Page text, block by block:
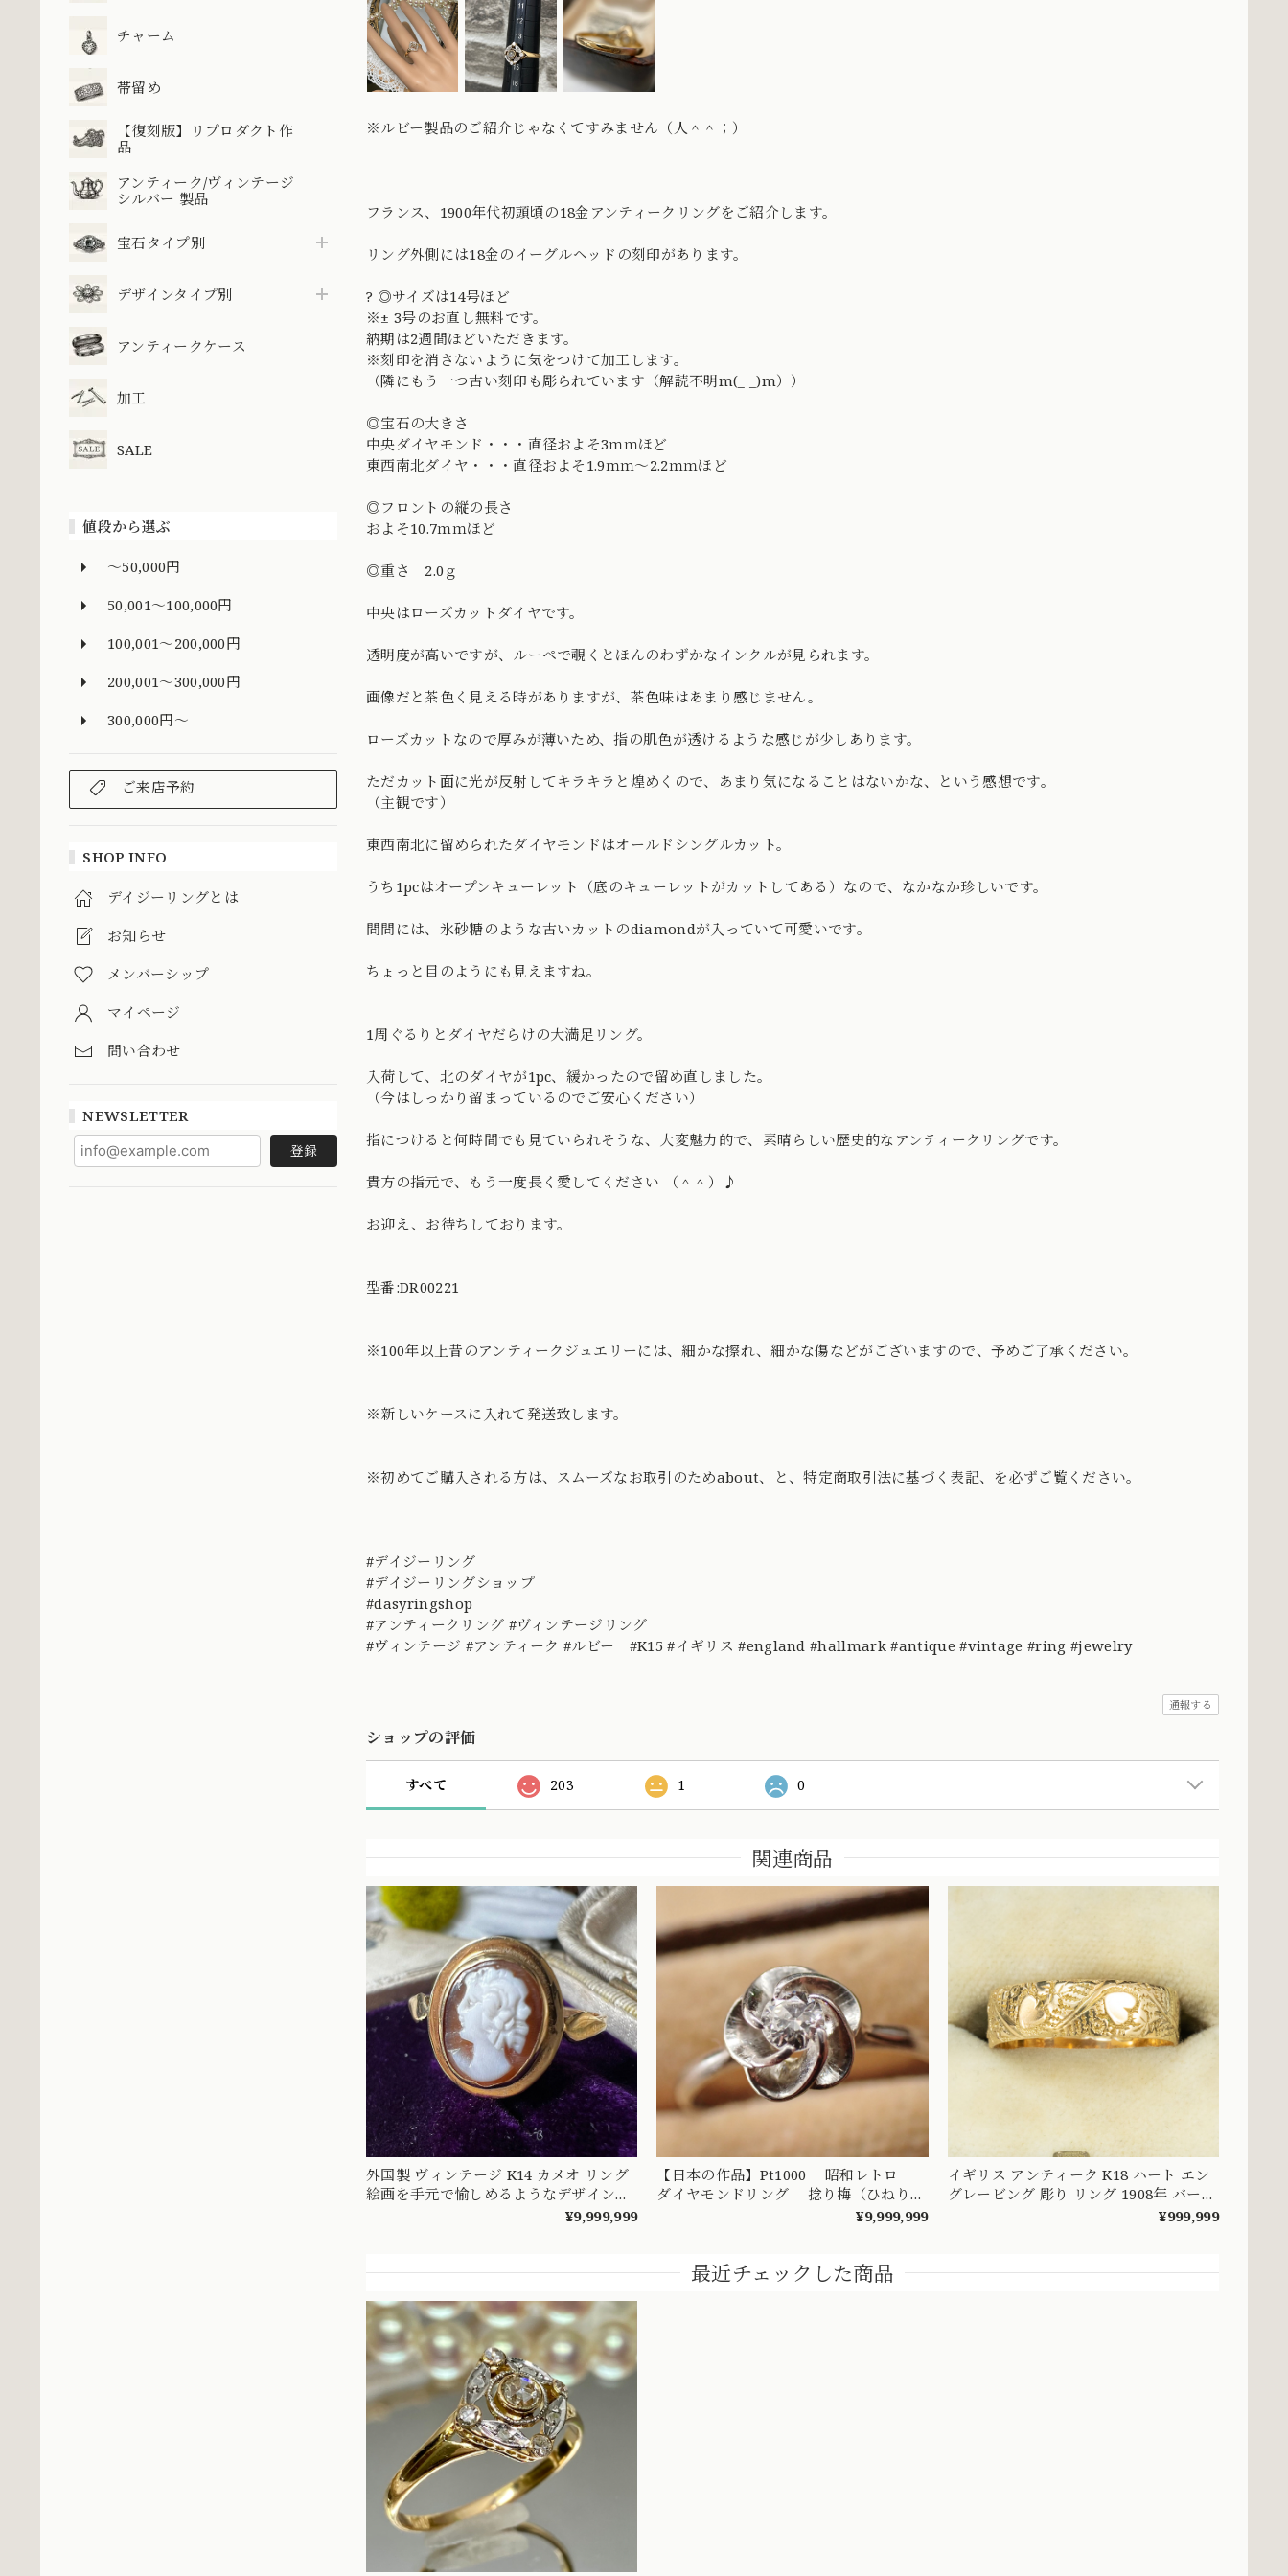
チャーム
帯留め
【復刻版】リプロダクト作
品
アンティーク/ヴィンテージ
シルバー 製品
宝石タイプ別
デザインタイプ別
アンティークケース
加工
SALE
値段から選ぶ
～50,000円
50,001～100,000円
100,001～200,000円
200,001～300,000円
300,000円～
ご来店予約
SHOP INFO
デイジーリングとは
お知らせ
メンバーシップ
マイページ
問い合わせ
NEWSLETTER
登録
※ルビー製品のご紹介じゃなくてすみません（人＾＾；）
フランス、1900年代初頭頃の18金アンティークリングをご紹介します。
リング外側には18金のイーグルヘッドの刻印があります。
? ◎サイズは14号ほど
※± 3号のお直し無料です。
納期は2週間ほどいただきます。
※刻印を消さないように気をつけて加工します。
（隣にもう一つ古い刻印も彫られています（解読不明m(_ _)m））
◎宝石の大きさ
中央ダイヤモンド・・・直径およそ3ｍｍほど
東西南北ダイヤ・・・直径およそ1.9ｍｍ〜2.2ｍｍほど
◎フロントの縦の長さ
およそ10.7ｍｍほど
◎重さ 2.0ｇ
中央はローズカットダイヤです。
透明度が高いですが、ルーペで覗くとほんのわずかなインクルが見られます。
画像だと茶色く見える時がありますが、茶色味はあまり感じません。
ローズカットなので厚みが薄いため、指の肌色が透けるような感じが少しあります。
ただカット面に光が反射してキラキラと煌めくので、あまり気になることはないかな、という感想です。
（主観です）
東西南北に留められたダイヤモンドはオールドシングルカット。
うち1pcはオープンキューレット（底のキューレットがカットしてある）なので、なかなか珍しいです。
間間には、氷砂糖のような古いカットのdiamondが入っていて可愛いです。
ちょっと目のようにも見えますね。
1周ぐるりとダイヤだらけの大満足リング。
入荷して、北のダイヤが1pc、緩かったので留め直しました。
（今はしっかり留まっているのでご安心ください）
指につけると何時間でも見ていられそうな、大変魅力的で、素晴らしい歴史的なアンティークリングです。
貴方の指元で、もう一度長く愛してください （＾＾）♪
お迎え、お待ちしております。
型番:DR00221
※100年以上昔のアンティークジュエリーには、細かな擦れ、細かな傷などがございますので、予めご了承ください。
※新しいケースに入れて発送致します。
※初めてご購入される方は、スムーズなお取引のためabout、と、特定商取引法に基づく表記、を必ずご覧ください。
#デイジーリング
#デイジーリングショップ
#dasyringshop
#アンティークリング #ヴィンテージリング
#ヴィンテージ #アンティーク #ルビー #K15 #イギリス #england #hallmark #antique #vintage #ring #jewelry
通報する
ショップの評価
すべて 203 1 0
関連商品
外国製 ヴィンテージ K14 カメオ リング
絵画を手元で愉しめるようなデザインの
¥9,999,999
【日本の作品】Pt1000 昭和レトロ
ダイヤモンドリング 捻り梅（ひねり
梅） 和彫り 吉祥文様 ～楚々とした可
¥9,999,999
イギリス アンティーク K18 ハート エン
グレービング 彫り リング 1908年 バーミ
ンガム エドワーディアン 全周彫刻 総柄
¥999,999
最近チェックした商品